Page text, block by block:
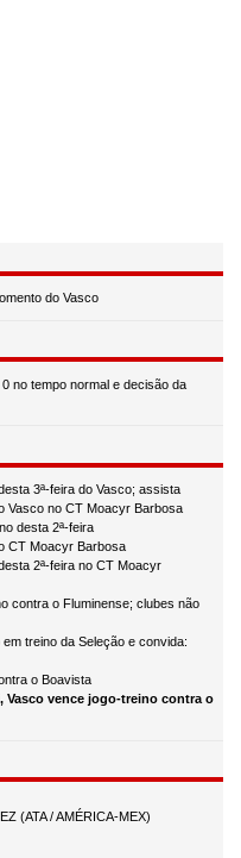
do Vasco
no tempo normal e decisão da
3ª-feira do Vasco; assista
Vasco no CT Moacyr Barbosa
desta 2ª-feira
CT Moacyr Barbosa
2ª-feira no CT Moacyr
contra o Fluminense; clubes não
treino da Seleção e convida:
o Boavista
vence jogo-treino contra o